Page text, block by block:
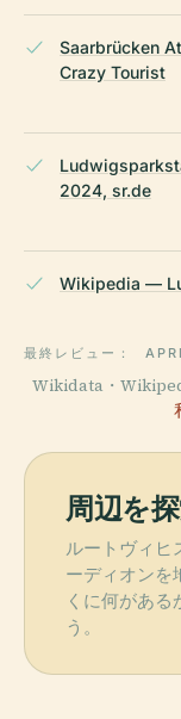
Saarbrücken
Crazy Tourist
2024, sr.de
Wikipedia —
最終レビュー：
Wikidata・
周辺を
ルートヴィヒ
ーディオンを
くに何がある
う。